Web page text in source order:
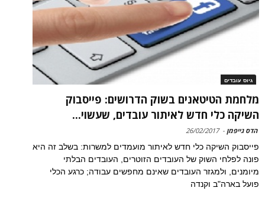
גיוס עובדים
מלחמת הטיטאנים בשוק הדרושים: פייסבוק
השיקה כלי חדש לאיתור עובדים, שעשוי...
הדס גייפמן -
26/02/2017
פייסבוק השיקה כלי חדש לאיתור מועמדים למשרות: בשלב זה היא
פונה לפלחי השוק של העובדים הזוטרים, העובדים הבלתי
מיומנים, ולמגזר העובדים שאינם מחפשים עבודה; כרגע הכלי
פועל בארה"ב וקנדה